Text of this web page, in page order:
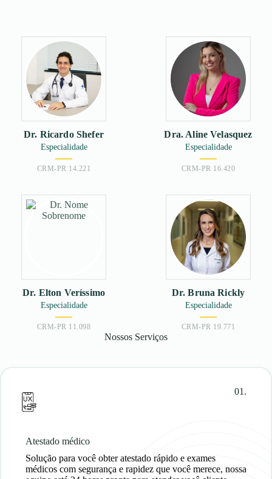
Dr. Ricardo Shefer
Especialidade
CRM-PR 14.221
Dra. Aline Velasquez
Especialidade
CRM-PR 16.420
Dr. Elton Veríssimo
Especialidade
CRM-PR 11.098
Dr. Bruna Rickly
Especialidade
CRM-PR 19.771
Nossos Serviços
01.
Atestado médico
Solução para você obter atestado rápido e exames
médicos com segurança e rapidez que você merece, nossa